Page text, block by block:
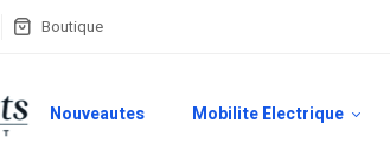
Boutique
Nouveautes Mobilite Electrique